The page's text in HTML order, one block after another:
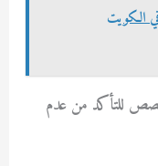
الكويت
للتأكد من عدم